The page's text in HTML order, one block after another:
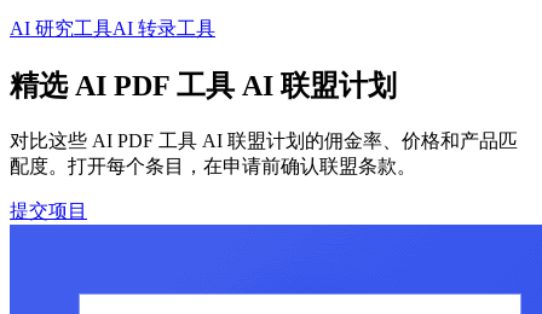
AI 研究工具AI 转录工具
精选 AI PDF 工具 AI 联盟计划
对比这些 AI PDF 工具 AI 联盟计划的佣金率、价格和产品匹
配度。打开每个条目，在申请前确认联盟条款。
提交项目